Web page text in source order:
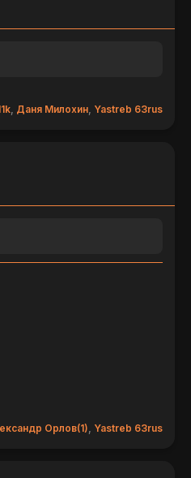
, Даня Милохин, Yastreb 63rus
Орлов(1), Yastreb 63rus